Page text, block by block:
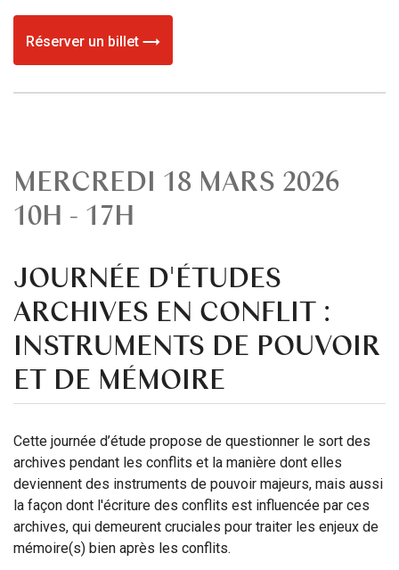
Réserver un billet
MERCREDI 18 MARS 2026
10H - 17H
JOURNÉE D'ÉTUDES
ARCHIVES EN CONFLIT :
INSTRUMENTS DE POUVOIR
ET DE MÉMOIRE
Cette journée d’étude propose de questionner le sort des
archives pendant les conflits et la manière dont elles
deviennent des instruments de pouvoir majeurs, mais aussi
la façon dont l'écriture des conflits est influencée par ces
archives, qui demeurent cruciales pour traiter les enjeux de
mémoire(s) bien après les conflits.